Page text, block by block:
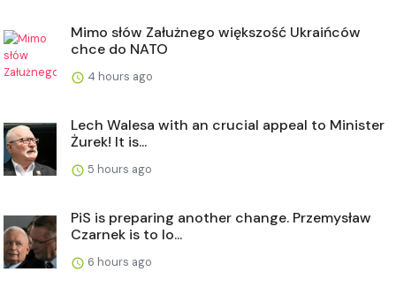
Mimo słów Załużnego większość Ukraińców
chce do NATO
4 hours ago
Lech Walesa with an crucial appeal to Minister
Żurek! It is...
5 hours ago
PiS is preparing another change. Przemysław
Czarnek is to lo...
6 hours ago